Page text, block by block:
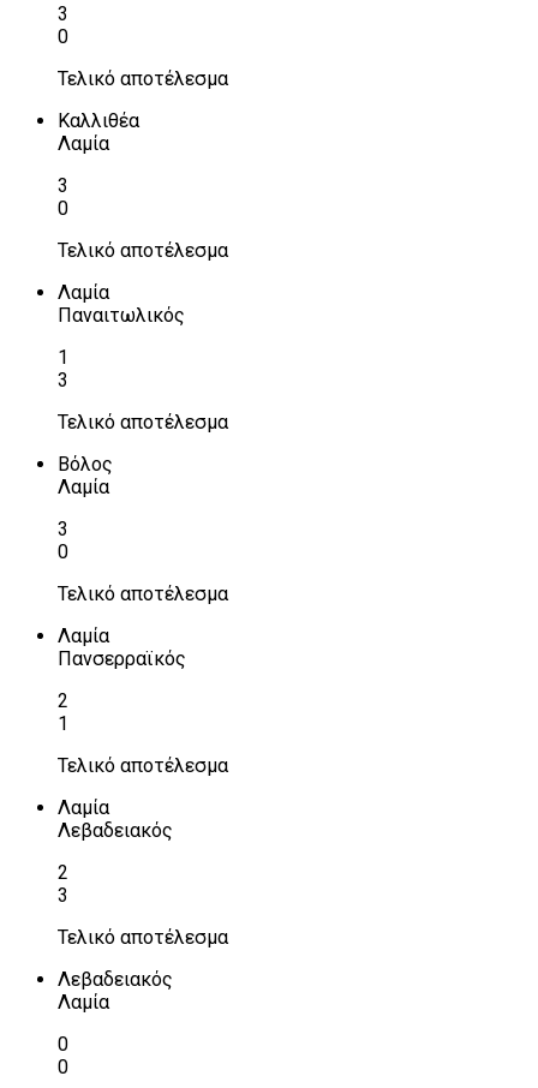
3
0
Τελικό αποτέλεσμα
Καλλιθέα
Λαμία
3
0
Τελικό αποτέλεσμα
Λαμία
Παναιτωλικός
1
3
Τελικό αποτέλεσμα
Βόλος
Λαμία
3
0
Τελικό αποτέλεσμα
Λαμία
Πανσερραϊκός
2
1
Τελικό αποτέλεσμα
Λαμία
Λεβαδειακός
2
3
Τελικό αποτέλεσμα
Λεβαδειακός
Λαμία
0
0